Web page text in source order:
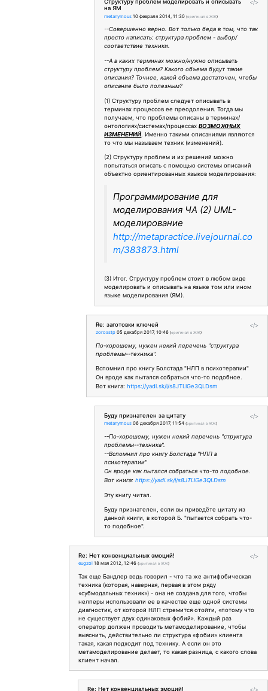
</>
Структуру проблем моделировать и описывать
на ЯМ
metanymous 10 февраля 2014, 11:30 (оригинал в ЖЖ)
--Совершенно верно. Вот только беда в том, что так
просто написать: структура проблем - выбор/
соответствие техники.
--А в каких терминах можно/нужно описывать
структуру проблем? Какого объема будут такие
описания? Точнее, какой объема достаточен, чтобы
описание было полезным?
(1) Структуру проблем следует описывать в
терминах процессов ее преодоления. Тогда мы
получаем, что проблемы описаны в терминах/
онтологиях/системах/процессахВОЗМОЖНЫХ
ИЗМЕНЕНИЙ . Именно такими описаниями являются
то что мы называем техник (изменений).
(2) Структуру проблем и их решений можно
попытаться описать с помощью системы описаний
объектно ориентированных языков моделирования:
Программирование для
моделирования ЧА (2) UML-
моделирование
http://metapractice.livejournal.co
m/383873.html
(3) Итог. Структуру проблем стоит в любом виде
моделировать и описывать на языке том или ином
языке моделирования (ЯМ).
</>
Re: заготовки ключей
zoroastp 05 декабря 2017, 10:46 (оригинал в ЖЖ)
По-хорошему, нужен некий перечень "структура
проблемы--техника".
Вспомнил про книгу Болстада "НЛП в психотерапии"
Он вроде как пытался собраться что-то подобное.
Вот книга: https://yadi.sk/i/s8JTLlGe3QLDsm
</>
Буду признателен за цитату
metanymous 06 декабря 2017, 11:54 (оригинал в ЖЖ)
--По-хорошему, нужен некий перечень "структура
проблемы--техника".
--Вспомнил про книгу Болстада "НЛП в
психотерапии"
Он вроде как пытался собраться что-то подобное.
Вот книга:https://yadi.sk/i/s8JTLlGe3QLDsm
Эту книгу читал.
Буду признателен, если вы приведёте цитату из
данной книги, в которой Б. "пытается собрать что-
то подобное".
</>
Re: Нет конвенциальных эмоций!
eugzol 18 мая 2012, 12:46 (оригинал в ЖЖ)
Так еще Бандлер ведь говорил - что та же антифобическая
техника (которая, наверная, первая в этом ряду
«субмодальных техник») - она не создана для того, чтобы
нелперы использовали ее в качестве еще одной системы
диагностик, от которой НЛП стремится отойти, «потому что
не существует двух одинаковых фобий». Каждый раз
оператор должен проводить метамоделирование, чтобы
выяснить, действительно ли структура «фобии» клиента
такая, какая подходит под технику. А если он это
метамоделирование делает, то какая разница, с какого слова
клиент начал.
</>
Re: Нет конвенциальных эмоций!